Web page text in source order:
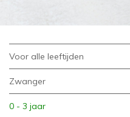
Voor alle leeftijden
Zwanger
0 - 3 jaar